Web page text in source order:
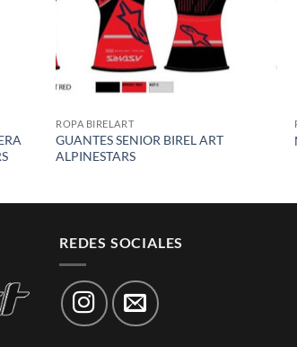
ROPA BIRELART
GUANTES SENIOR BIREL ART
ALPINESTARS
REDES SOCIALES